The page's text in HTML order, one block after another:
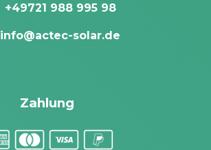
+49721 988 995 98
info@actec-solar.de
Zahlung